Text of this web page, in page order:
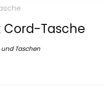
Cord-Tasche
Taschen